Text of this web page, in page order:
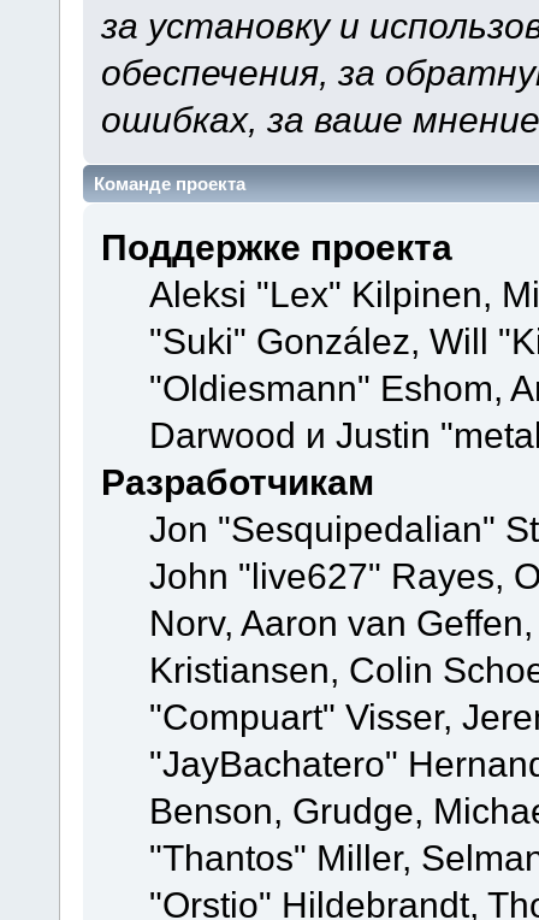
за установку и
обеспечения, за
ошибках, за ваше
Команде проекта
Поддержке проекта
Aleksi "Lex" Kilpinen,
"Suki" González, Will
"Oldiesmann" Eshom,
Darwood и Justin
Разработчикам
Jon "Sesquipedalian"
John "live627" Rayes,
Norv, Aaron van
Kristiansen, Colin
"Compuart" Visser,
"JayBachatero"
Benson, Grudge,
"Thantos" Miller,
"Orstio" Hildebrandt,